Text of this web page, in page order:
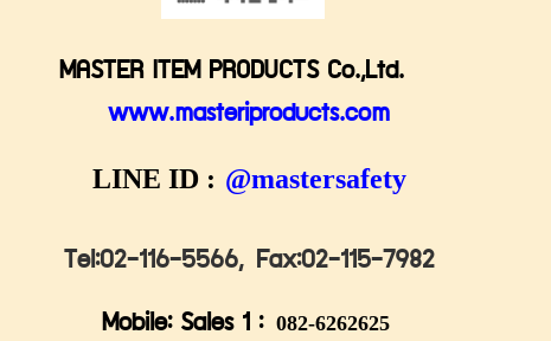
MASTER ITEM PRODUCTS Co.,Ltd.
www.masteriproducts.com
LINE ID : @mastersafety
Tel:02-116-5566, Fax:02-115-7982
Mobile: Sales 1 : 082-6262625